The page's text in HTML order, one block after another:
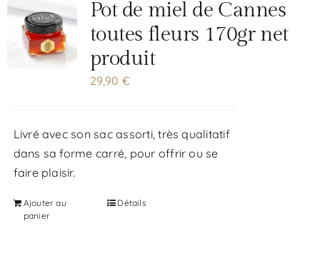
Pot de miel de Cannes
toutes fleurs 170gr net
produit
29,90 €
Livré avec son sac assorti, très qualitatif
dans sa forme carré, pour offrir ou se
faire plaisir.
Ajouter au
panier
Détails